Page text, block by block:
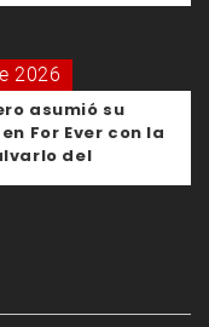
2026
asumió su
For Ever con la
del